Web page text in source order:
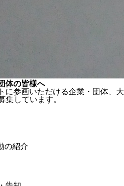
体の皆様へ
に参画いただける企業・団体、大
集しています。
の紹介